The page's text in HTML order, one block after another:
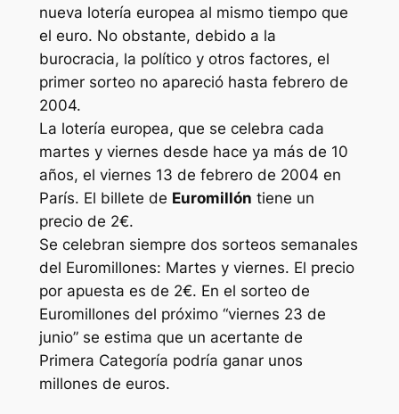
nueva lotería europea al mismo tiempo que
el euro. No obstante, debido a la
burocracia, la político y otros factores, el
primer sorteo no apareció hasta febrero de
2004.
La lotería europea, que se celebra cada
martes y viernes desde hace ya más de 10
años, el viernes 13 de febrero de 2004 en
París. El billete de Euromillón tiene un
precio de 2€.
Se celebran siempre dos sorteos semanales
del Euromillones: Martes y viernes. El precio
por apuesta es de 2€. En el sorteo de
Euromillones del próximo “viernes 23 de
junio” se estima que un acertante de
Primera Categoría podría ganar unos
millones de euros.